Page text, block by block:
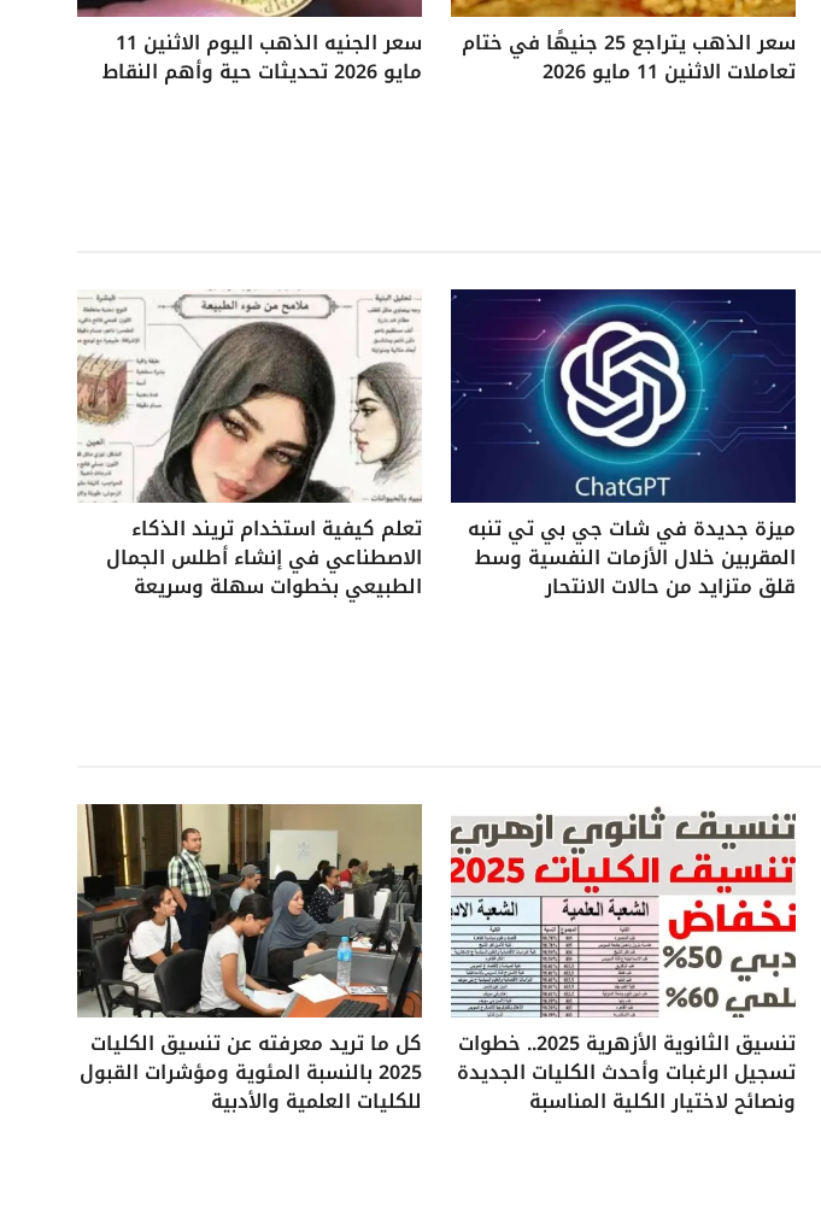
سعر الذهب يتراجع 25 جنيهًا في ختام
تعاملات الاثنين 11 مايو 2026
سعر الجنيه الذهب اليوم الاثنين 11
مايو 2026 تحديثات حية وأهم النقاط
ميزة جديدة في شات جي بي تي تنبه
المقربين خلال الأزمات النفسية وسط
قلق متزايد من حالات الانتحار
تعلم كيفية استخدام تريند الذكاء
الاصطناعي في إنشاء أطلس الجمال
الطبيعي بخطوات سهلة وسريعة
تنسيق الثانوية الأزهرية 2025.. خطوات
تسجيل الرغبات وأحدث الكليات الجديدة
ونصائح لاختيار الكلية المناسبة
كل ما تريد معرفته عن تنسيق الكليات
2025 بالنسبة المئوية ومؤشرات القبول
للكليات العلمية والأدبية